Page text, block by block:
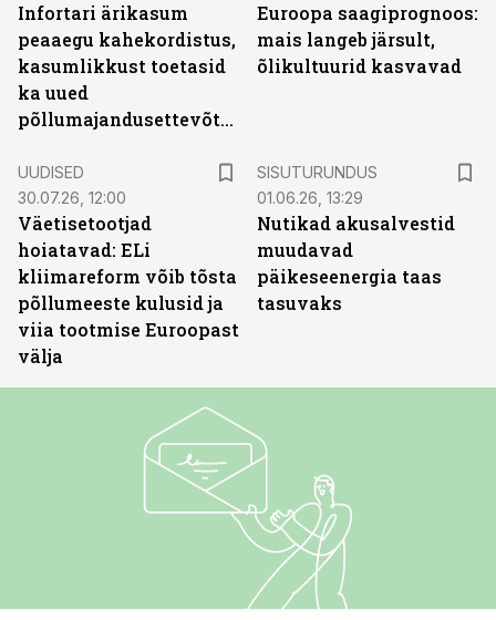
Infortari ärikasum
peaaegu kahekordistus,
kasumlikkust toetasid
ka uued
põllumajandusettevõtted
Euroopa saagiprognoos:
mais langeb järsult,
õlikultuurid kasvavad
UUDISED
30.07.26, 12:00
Väetisetootjad
hoiatavad: ELi
kliimareform võib tõsta
põllumeeste kulusid ja
viia tootmise Euroopast
välja
SISUTURUNDUS
01.06.26, 13:29
Nutikad akusalvestid
muudavad
päikeseenergia taas
tasuvaks